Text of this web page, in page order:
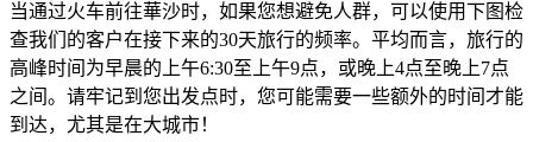
当通过火车前往華沙时，如果您想避免人群，可以使用下图检
查我们的客户在接下来的30天旅行的频率。平均而言，旅行的
高峰时间为早晨的上午6:30至上午9点，或晚上4点至晚上7点
之间。请牢记到您出发点时，您可能需要一些额外的时间才能
到达，尤其是在大城市！